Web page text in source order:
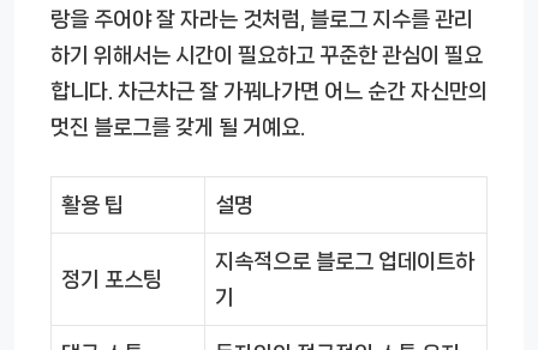
랑을 주어야 잘 자라는 것처럼, 블로그 지수를 관리
하기 위해서는 시간이 필요하고 꾸준한 관심이 필요
합니다. 차근차근 잘 가꿔나가면 어느 순간 자신만의
멋진 블로그를 갖게 될 거예요.
활용 팁 설명
정기 포스팅
지속적으로 블로그 업데이트하
기